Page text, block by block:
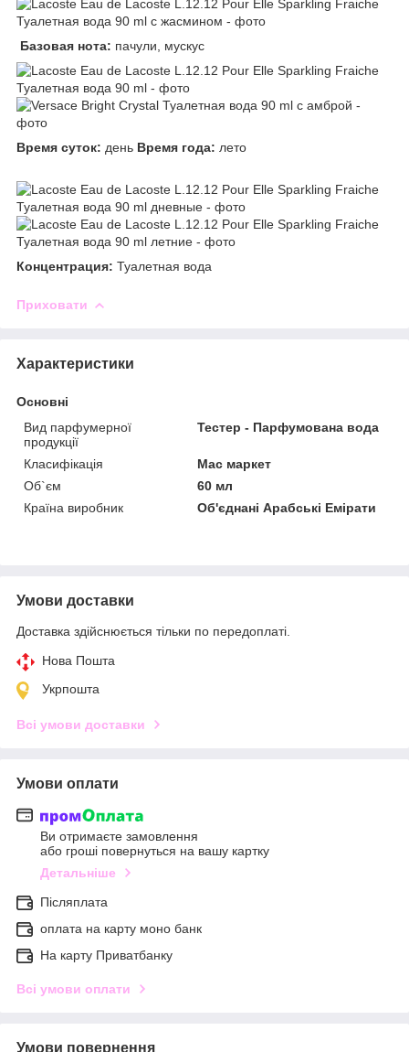
Базовая нота: пачули, мускус
Время суток: день Время года: лето
Концентрация: Туалетная вода
Приховати
Характеристики
Основні
Вид парфумерної
продукції
Тестер - Парфумована вода
Класифікація
Мас маркет
Об`єм
60 мл
Країна виробник
Об'єднані Арабські Емірати
Умови доставки
Доставка здійснюється тільки по передоплаті.
Нова Пошта
Укрпошта
Всі умови доставки
Умови оплати
Ви отримаєте замовлення
або гроші повернуться на вашу картку
Детальніше
Післяплата
оплата на карту моно банк
На карту Приватбанку
Всі умови оплати
Умови повернення